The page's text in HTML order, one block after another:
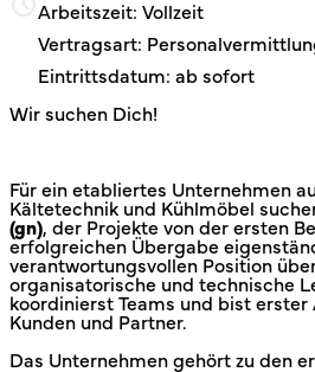
Arbeitszeit: Vollzeit
Vertragsart:
Eintrittsdatum: ab sofort
Wir suchen Dich!
Für ein etabliertes Unternehmen
Kältetechnik und Kühlmöbel
(gn), der Projekte von der ersten
erfolgreichen Übergabe
verantwortungsvollen Position
organisatorische und technische
koordinierst Teams und bist
Kunden und Partner.
Das Unternehmen gehört zu den